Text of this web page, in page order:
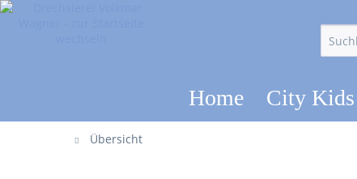
Home City Kids
Übersicht